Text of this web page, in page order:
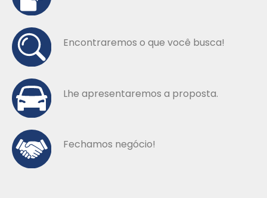
Encontraremos o que você busca!
Lhe apresentaremos a proposta.
Fechamos negócio!